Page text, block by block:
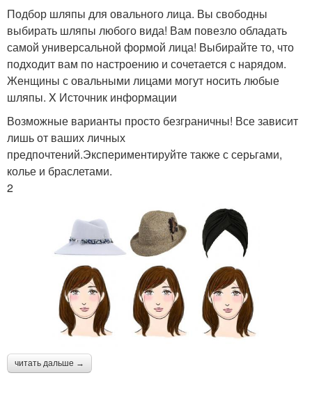
Подбор шляпы для овального лица. Вы свободны
выбирать шляпы любого вида! Вам повезло обладать
самой универсальной формой лица! Выбирайте то, что
подходит вам по настроению и сочетается с нарядом.
Женщины с овальными лицами могут носить любые
шляпы. X Источник информации
Возможные варианты просто безграничны! Все зависит
лишь от ваших личных
предпочтений.Экспериментируйте также с серьгами,
колье и браслетами.
2
читать дальше →